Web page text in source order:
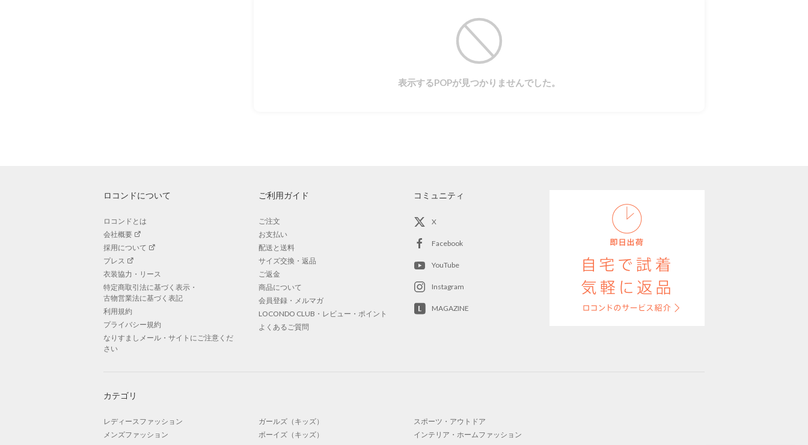
表示するPOPが見つかりませんでした。
ロコンドについて
ロコンドとは
会社概要
採用について
プレス
衣装協力・リース
特定商取引法に基づく表示・
古物営業法に基づく表記
利用規約
プライバシー規約
なりすましメール・サイトにご注意くだ
さい
ご利用ガイド
ご注文
お支払い
配送と送料
サイズ交換・返品
ご返金
商品について
会員登録・メルマガ
LOCONDO CLUB・レビュー・ポイント
よくあるご質問
コミュニティ
X
Facebook
YouTube
Instagram
MAGAZINE
カテゴリ
レディースファッション
メンズファッション
ガールズ（キッズ）
ボーイズ（キッズ）
スポーツ・アウトドア
インテリア・ホームファッション